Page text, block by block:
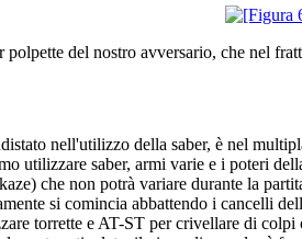
del nostro avversario, che nel
nell'utilizzo della saber, è nel
utilizzare saber, armi varie e i poteri
che non potrà variare durante la
si comincia abbattendo i cancelli
torrette e AT-ST per crivellare di